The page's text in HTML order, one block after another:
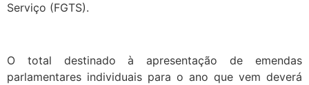
Serviço (FGTS).
O total destinado à apresentação de emendas
parlamentares individuais para o ano que vem deverá